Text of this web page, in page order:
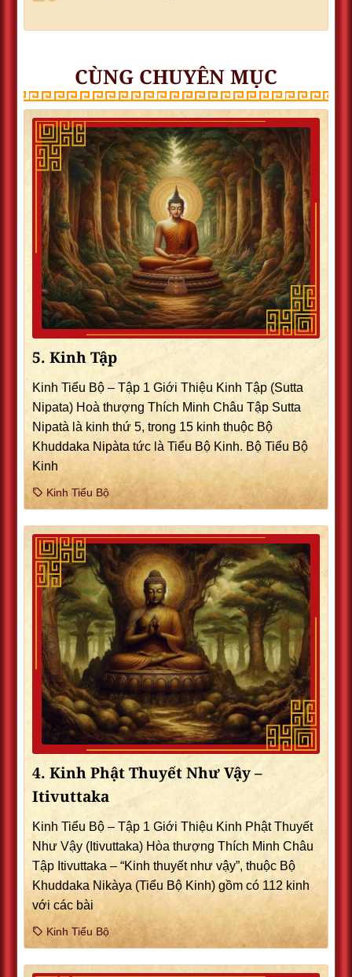
CÙNG CHUYÊN MỤC
5. Kinh Tập
Kinh Tiểu Bộ – Tập 1 Giới Thiệu Kinh Tập (Sutta
Nipata) Hoà thượng Thích Minh Châu Tập Sutta
Nipatà là kinh thứ 5, trong 15 kinh thuộc Bộ
Khuddaka Nipàta tức là Tiểu Bộ Kinh. Bộ Tiểu Bộ
Kinh
Kinh Tiểu Bộ
4. Kinh Phật Thuyết Như Vậy –
Itivuttaka
Kinh Tiểu Bộ – Tập 1 Giới Thiệu Kinh Phật Thuyết
Như Vậy (Itivuttaka) Hòa thượng Thích Minh Châu
Tập Itivuttaka – “Kinh thuyết như vậy”, thuộc Bộ
Khuddaka Nikàya (Tiểu Bộ Kinh) gồm có 112 kinh
với các bài
Kinh Tiểu Bộ